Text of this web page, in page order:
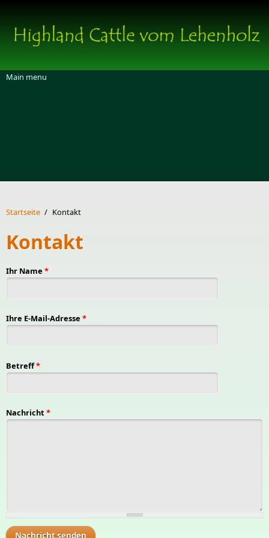
Main menu
Startseite / Kontakt
Kontakt
Ihr Name *
Ihre E-Mail-Adresse *
Betreff*
Nachricht*